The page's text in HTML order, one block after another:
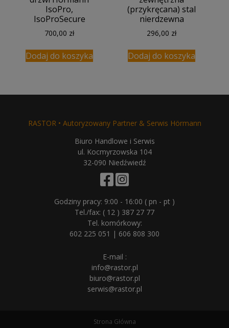
IsoPro,
IsoProSecure
700,00 zł
Dodaj do koszyka
(przykręcana) stal
nierdzewna
296,00 zł
Dodaj do koszyka
RASTOR • Autoryzowany Partner & Serwis Hörmann
Biuro Handlowe i Serwis
ul. Kocmyrzowska 104
32-090 Niedźwiedź
Godziny pracy: 9:00 - 16:00 ( pn - pt )
Tel./fax: ( 12 ) 387 27 77
Tel. komórkowy:
602 225 051 | 606 808 300
E-mail :
info@rastor.pl
biuro@rastor.pl
serwis@rastor.pl
Strona Główna